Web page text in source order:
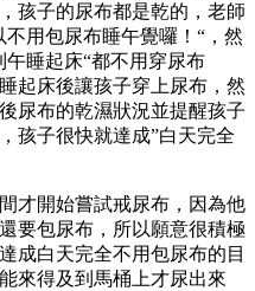
孩子的尿布都是乾的，老師
用包尿布睡午覺囉！“，然
睡起床“都不用穿尿布
起床後讓孩子穿上尿布，然
尿布的乾濕狀況並提醒孩子
孩子很快就達成”白天完全
才開始嘗試戒尿布，因為他
要包尿布，所以願意很積極
成白天完全不用包尿布的目
來得及到馬桶上才尿出來